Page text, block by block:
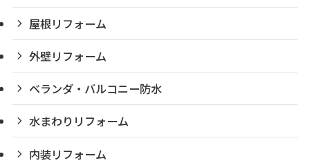
屋根リフォーム
外壁リフォーム
ベランダ・バルコニー防水
水まわりリフォーム
内装リフォーム